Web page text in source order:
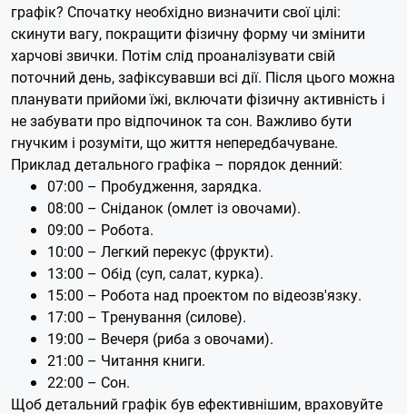
графік? Спочатку необхідно визначити свої цілі:
скинути вагу, покращити фізичну форму чи змінити
харчові звички. Потім слід проаналізувати свій
поточний день, зафіксувавши всі дії. Після цього можна
планувати прийоми їжі, включати фізичну активність і
не забувати про відпочинок та сон. Важливо бути
гнучким і розуміти, що життя непередбачуване.
Приклад детального графіка – порядок денний:
07:00 – Пробудження, зарядка.
08:00 – Сніданок (омлет із овочами).
09:00 – Робота.
10:00 – Легкий перекус (фрукти).
13:00 – Обід (суп, салат, курка).
15:00 – Робота над проектом по відеозв'язку.
17:00 – Тренування (силове).
19:00 – Вечеря (риба з овочами).
21:00 – Читання книги.
22:00 – Сон.
Щоб детальний графік був ефективнішим, враховуйте